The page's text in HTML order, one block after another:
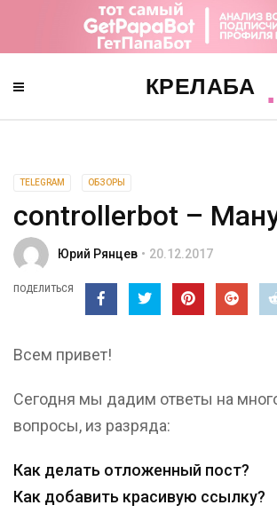
TELEGRAM ОБЗОРЫ
controllerbot –
Юрий Рянцев 20.12.2017
ПОДЕЛИТЬСЯ
Всем привет!
Сегодня мы дадим ответы на
вопросы, из разряда:
Как делать отложенный пост?
Как добавить красивую ссылку?